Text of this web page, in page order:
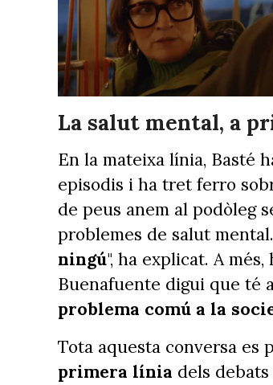
La salut mental, a
En la mateixa línia, Basté
episodis i ha tret ferro
de peus anem al podòleg
problemes de salut
ningú", ha explicat. A
Buenafuente digui que té
problema comú a la
Tota aquesta conversa es
primera línia dels